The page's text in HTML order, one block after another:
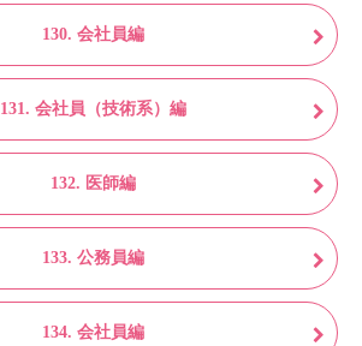
130. 会社員編
131. 会社員（技術系）編
132. 医師編
133. 公務員編
134. 会社員編